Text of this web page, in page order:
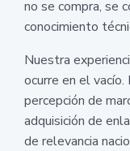
no se compra, se
conocimiento
Nuestra
ocurre en el
percepción de
adquisición de
de relevancia